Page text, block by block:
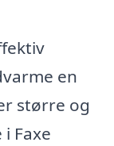
en
større og
Faxe